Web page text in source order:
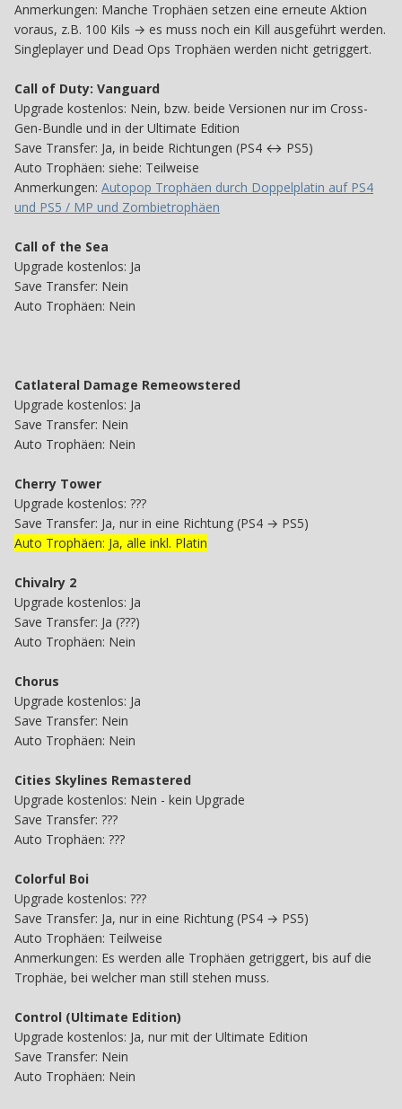
Anmerkungen: Manche Trophäen setzen eine erneute Aktion
voraus, z.B. 100 Kils → es muss noch ein Kill ausgeführt werden.
Singleplayer und Dead Ops Trophäen werden nicht getriggert.
Call of Duty: Vanguard
Upgrade kostenlos: Nein, bzw. beide Versionen nur im Cross-
Gen-Bundle und in der Ultimate Edition
Save Transfer: Ja, in beide Richtungen (PS4 ↔ PS5)
Auto Trophäen: siehe: Teilweise
Anmerkungen: Autopop Trophäen durch Doppelplatin auf PS4
und PS5 / MP und Zombietrophäen
Call of the Sea
Upgrade kostenlos: Ja
Save Transfer: Nein
Auto Trophäen: Nein
Catlateral Damage Remeowstered
Upgrade kostenlos: Ja
Save Transfer: Nein
Auto Trophäen: Nein
Cherry Tower
Upgrade kostenlos: ???
Save Transfer: Ja, nur in eine Richtung (PS4 → PS5)
Auto Trophäen: Ja, alle inkl. Platin
Chivalry 2
Upgrade kostenlos: Ja
Save Transfer: Ja (???)
Auto Trophäen: Nein
Chorus
Upgrade kostenlos: Ja
Save Transfer: Nein
Auto Trophäen: Nein
Cities Skylines Remastered
Upgrade kostenlos: Nein - kein Upgrade
Save Transfer: ???
Auto Trophäen: ???
Colorful Boi
Upgrade kostenlos: ???
Save Transfer: Ja, nur in eine Richtung (PS4 → PS5)
Auto Trophäen: Teilweise
Anmerkungen: Es werden alle Trophäen getriggert, bis auf die
Trophäe, bei welcher man still stehen muss.
Control (Ultimate Edition)
Upgrade kostenlos: Ja, nur mit der Ultimate Edition
Save Transfer: Nein
Auto Trophäen: Nein